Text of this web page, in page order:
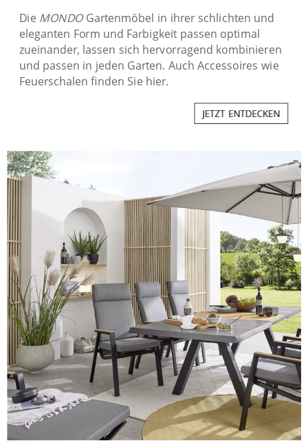
Die MONDOGartenmöbel in ihrer schlichten und
eleganten Form und Farbigkeit passen optimal
zueinander, lassen sich hervorragend kombinieren
und passen in jeden Garten. Auch Accessoires wie
Feuerschalen finden Sie hier.